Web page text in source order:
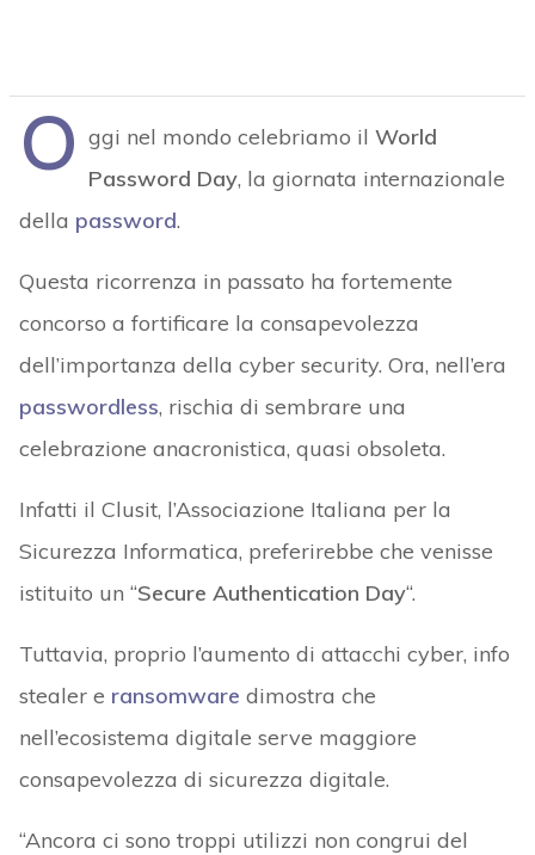
O ggi nel mondo celebriamo il World
Password Day, la giornata internazionale
della password.
Questa ricorrenza in passato ha fortemente
concorso a fortificare la consapevolezza
dell’importanza della cyber security. Ora, nell’era
passwordless, rischia di sembrare una
celebrazione anacronistica, quasi obsoleta.
Infatti il Clusit, l’Associazione Italiana per la
Sicurezza Informatica, preferirebbe che venisse
istituito un “Secure Authentication Day“.
Tuttavia, proprio l’aumento di attacchi cyber, info
stealer e ransomware dimostra che
nell’ecosistema digitale serve maggiore
consapevolezza di sicurezza digitale.
“Ancora ci sono troppi utilizzi non congrui del